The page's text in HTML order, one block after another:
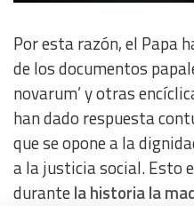
Por esta razón, el Papa
de los documentos
novarum’ y otras
han dado respuesta
que se opone a la
a la justicia social. Esto
durantela historia la